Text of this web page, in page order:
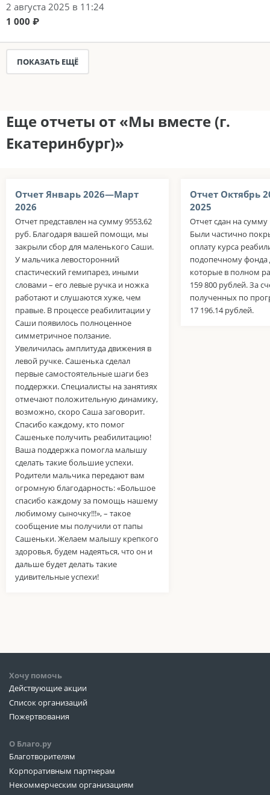
2 августа 2025 в 11:24
1 000 ₽
ПОКАЗАТЬ ЕЩЁ
Еще отчеты от «Мы вместе (г.
Екатеринбург)»
Отчет Январь 2026—Март
2026
Отчет представлен на сумму 9553,62
руб. Благодаря вашей помощи, мы
закрыли сбор для маленького Саши.
У мальчика левосторонний
спастический гемипарез, иными
словами – его левые ручка и ножка
работают и слушаются хуже, чем
правые. В процессе реабилитации у
Саши появилось полноценное
симметричное ползание.
Увеличилась амплитуда движения в
левой ручке. Сашенька сделал
первые самостоятельные шаги без
поддержки. Специалисты на занятиях
отмечают положительную динамику,
возможно, скоро Саша заговорит.
Спасибо каждому, кто помог
Сашеньке получить реабилитацию!
Ваша поддержка помогла малышу
сделать такие большие успехи.
Родители мальчика передают вам
огромную благодарность: «Большое
спасибо каждому за помощь нашему
любимому сыночку!!!», – такое
сообщение мы получили от папы
Сашеньки. Желаем малышу крепкого
здоровья, будем надеяться, что он и
дальше будет делать такие
удивительные успехи!
Отчет Октябрь
2025
Отчет сдан на сумму
Были частично
оплату курса
подопечному фонда
которые в полном
159 800 рублей. За
полученных по
17 196.14 рублей.
Хочу помочь
Действующие акции
Список организаций
Пожертвования
О Благо.ру
Благотворителям
Корпоративным партнерам
Некоммерческим организациям